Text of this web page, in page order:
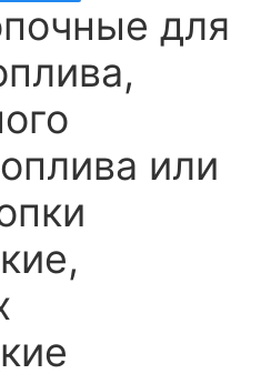
для
или